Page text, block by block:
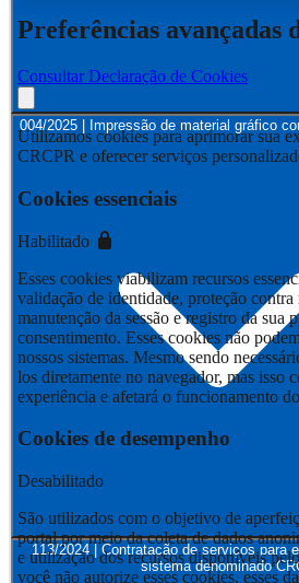
004/2025 | Impressão de material gráfico
113/2024 | Contratação de serviços para
sistema denominado
Preferências avançadas
Consultar Declaração de Cookies
Utilizamos cookies para aprimorar sua
CRCPR e oferecer serviços
Cookies essenciais
Habilitado
Esses cookies viabilizam recursos
validação de identidade, proteção
manutenção da sessão e registro da sua
consentimento. Esses cookies não
nossos sistemas. Mesmo sendo
los diretamente no navegador, mas isso
experiência e afetará o funcionamento
Cookies de desempenho
Desabilitado
São utilizados com o objetivo de
portal por meio da coleta de dados
e utilização dos recursos disponíveis
você não autorize esses cookies, esses